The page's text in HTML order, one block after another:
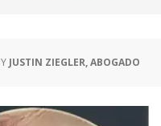
JUSTIN ZIEGLER, ABOGADO